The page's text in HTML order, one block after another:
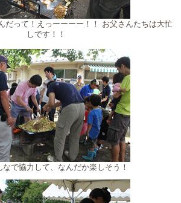
だって！えっーーーー！！ お父さんたちは大忙
しです！！
なで協力して、なんだか楽しそう！